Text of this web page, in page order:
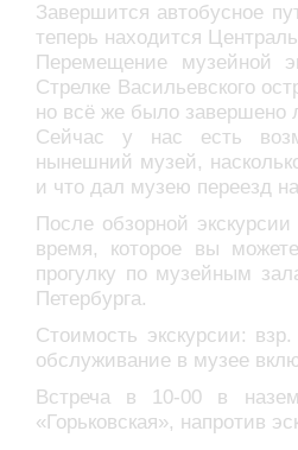
Завершится автобусное
теперь находится
Перемещение музейной
Стрелке Васильевского
но всё же было завершено
Сейчас у нас есть
нынешний музей,
и что дал музею переезд
После обзорной
время, которое вы
прогулку по музейным
Петербурга.
Стоимость экскурсии:
обслуживание в музее
Встреча в 10-00 в
«Горьковская», напротив